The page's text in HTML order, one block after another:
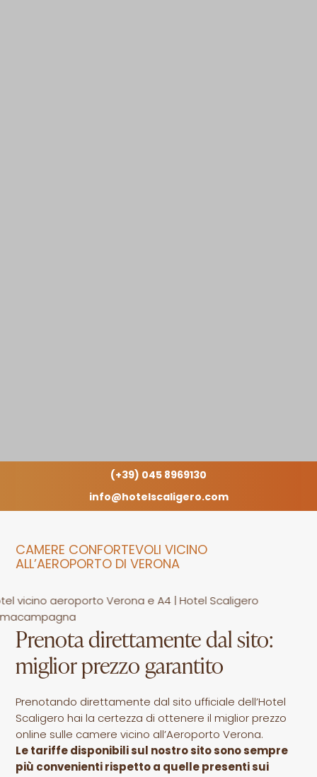
(+39) 045 8969130
info@hotelscaligero.com
CAMERE CONFORTEVOLI VICINO
ALL’AEROPORTO DI VERONA
Prenota direttamente dal sito:
miglior prezzo garantito
Prenotando direttamente dal sito ufficiale dell’Hotel
Scaligero hai la certezza di ottenere il miglior prezzo
online sulle camere vicino all’Aeroporto Verona.
Le tariffe disponibili sul nostro sito sono sempre
più convenienti rispetto a quelle presenti sui